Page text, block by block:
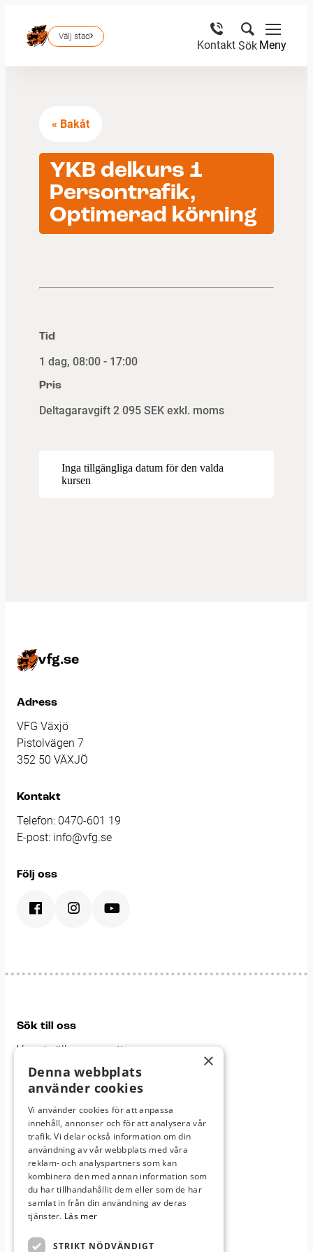
Välj stad
Kontakt Sök Meny
« Bakåt
YKB delkurs 1
Persontrafik,
Optimerad körning
Tid
1 dag, 08:00 - 17:00
Pris
Deltagaravgift 2 095 SEK exkl. moms
Inga tillgängliga datum för den valda
kursen
vfg.se
Adress
VFG Växjö
Pistolvägen 7
352 50 VÄXJÖ
Kontakt
Telefon: 0470-601 19
E-post: info@vfg.se
Följ oss
Sök till oss
Varmt välkommen att
bli en del av vårt gymnasium
Läs mer om oss
Våra skolor
Här finns vi:
Växjö Jönköping
×
Denna webbplats
använder cookies
Vi använder cookies för att anpassa
innehåll, annonser och för att analysera vår
trafik. Vi delar också information om din
användning av vår webbplats med våra
reklam- och analyspartners som kan
kombinera den med annan information som
du har tillhandahållit dem eller som de har
samlat in från din användning av deras
tjänster. Läs mer
STRIKT NÖDVÄNDIGT